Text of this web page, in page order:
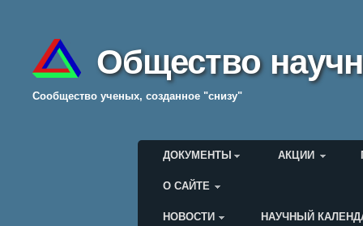
Общество
Cообщество ученых, созданное "снизу"
Главное меню
ДОКУМЕНТЫ АКЦИИ
О САЙТЕ
НОВОСТИ НАУЧНЫЙ